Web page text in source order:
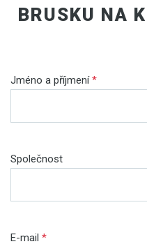
BRUSKU NA
Jméno a příjmení*
Společnost
E-mail *